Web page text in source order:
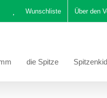
Wunschliste Über den
die Spitze